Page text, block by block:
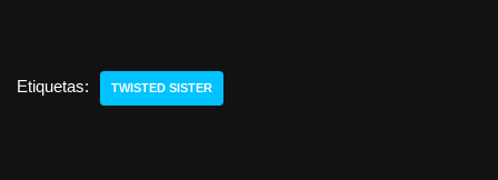
Etiquetas: TWISTED SISTER